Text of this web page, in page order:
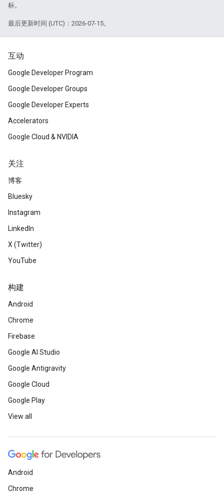
标。
最后更新时间 (UTC)：2026-07-15。
互动
Google Developer Program
Google Developer Groups
Google Developer Experts
Accelerators
Google Cloud & NVIDIA
关注
博客
Bluesky
Instagram
LinkedIn
X (Twitter)
YouTube
构建
Android
Chrome
Firebase
Google AI Studio
Google Antigravity
Google Cloud
Google Play
View all
Android
Chrome